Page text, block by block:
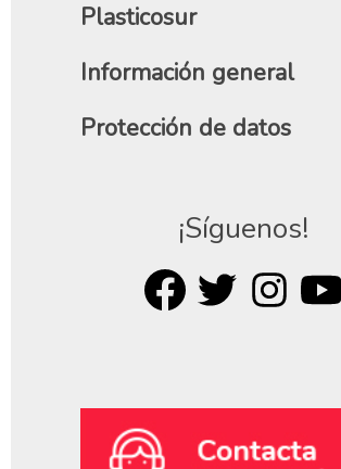
Plasticosur
Información general
Protección de datos
¡Síguenos!